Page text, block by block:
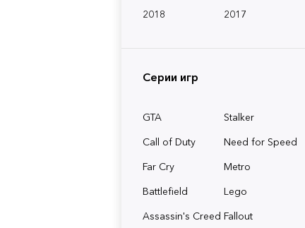
2018
2017
Серии игр
GTA
Stalker
Call of Duty
Need for Speed
Far Cry
Metro
Battlefield
Lego
Assassin's Creed Fallout